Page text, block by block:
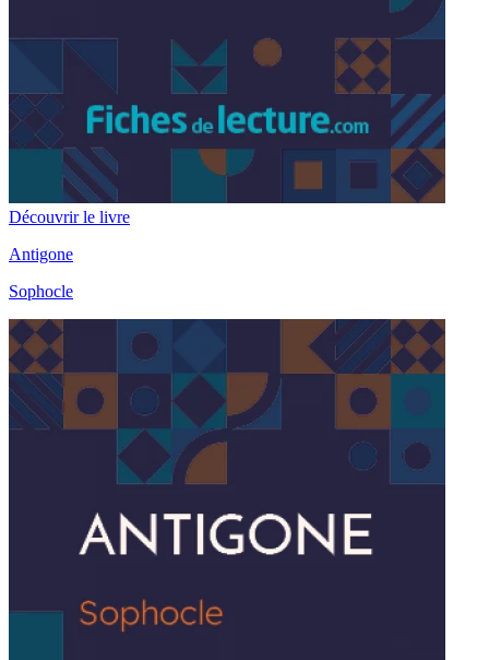
Découvrir le livre
Antigone
Sophocle